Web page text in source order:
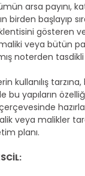
arsa payını,
birden başlayıp
gösteren
veya bütün
noterden
kullanılış
bu yapıların
veya malikler
planı.